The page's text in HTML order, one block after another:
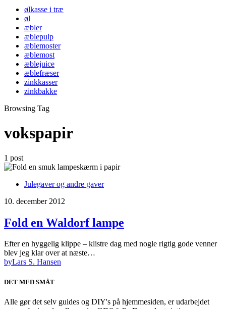
ølkasse i træ
øl
æbler
æblepulp
æblemoster
æblemost
æblejuice
æblefræser
zinkkasser
zinkbakke
Browsing Tag
vokspapir
1 post
Julegaver og andre gaver
10. december 2012
Fold en Waldorf lampe
Efter en hyggelig klippe – klistre dag med nogle rigtig gode venner
blev jeg klar over at næste…
byLars S. Hansen
DET MED SMÅT
Alle gør det selv guides og DIY's på hjemmesiden, er udarbejdet